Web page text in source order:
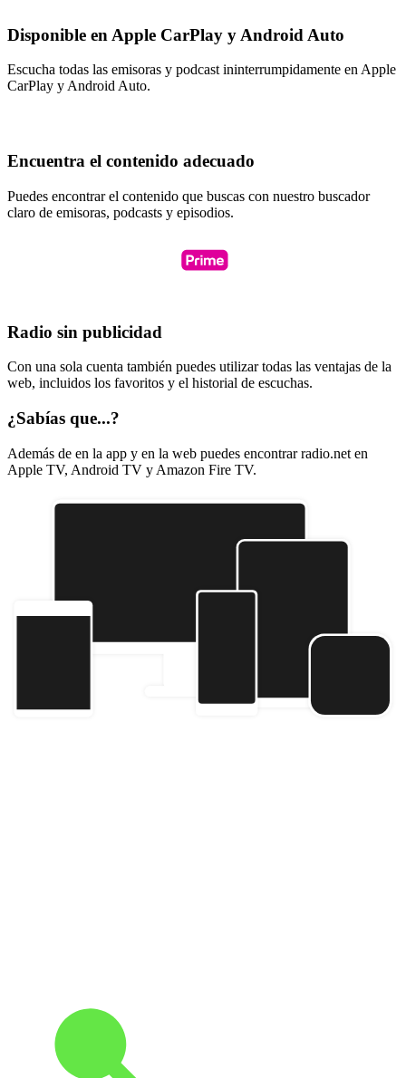
Disponible en Apple CarPlay y Android Auto
Escucha todas las emisoras y podcast ininterrumpidamente en Apple
CarPlay y Android Auto.
Encuentra el contenido adecuado
Puedes encontrar el contenido que buscas con nuestro buscador
claro de emisoras, podcasts y episodios.
Radio sin publicidad
Con una sola cuenta también puedes utilizar todas las ventajas de la
web, incluidos los favoritos y el historial de escuchas.
¿Sabías que...?
Además de en la app y en la web puedes encontrar radio.net en
Apple TV, Android TV y Amazon Fire TV.